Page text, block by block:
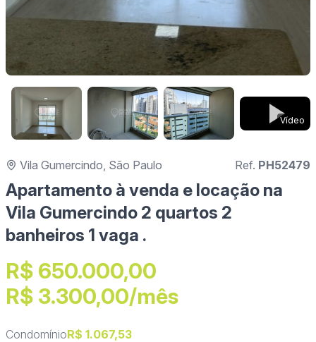
Vídeo
Vila Gumercindo, São Paulo Ref. PH52479
Apartamento à venda e locação na
Vila Gumercindo 2 quartos 2
banheiros 1 vaga .
R$ 650.000,00
R$ 3.300,00/mês
CondomínioR$ 1.067,53